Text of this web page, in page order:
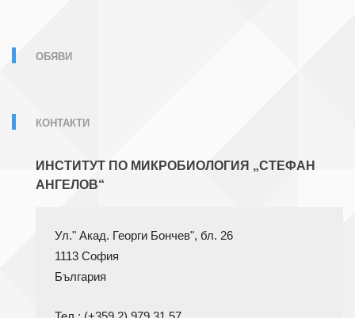
ОБЯВИ
КОНТАКТИ
ИНСТИТУТ ПО МИКРОБИОЛОГИЯ „СТЕФАН
АНГЕЛОВ“
1113 София